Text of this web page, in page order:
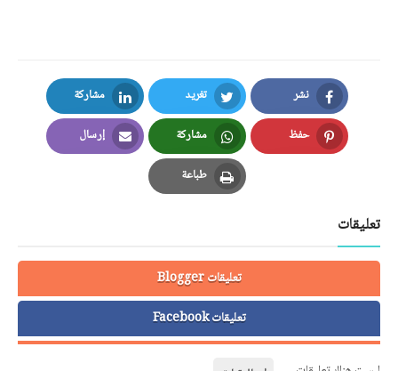
نشر
Facebook
تغريد
Twitter
مشاركة
LinkedIn
حفظ
Pinterest
مشاركة
Whatsapp
إرسال
Email
طباعة
Print
تعليقات
تعليقات Blogger
تعليقات Facebook